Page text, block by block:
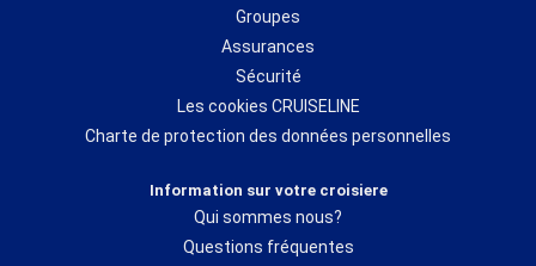
Groupes
Assurances
Sécurité
Les cookies CRUISELINE
Charte de protection des données personnelles
Information sur votre croisiere
Qui sommes nous?
Questions fréquentes